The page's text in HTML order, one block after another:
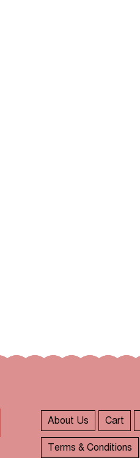
About Us Cart
Terms & Conditions